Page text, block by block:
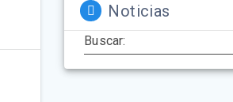
Noticias
Buscar: